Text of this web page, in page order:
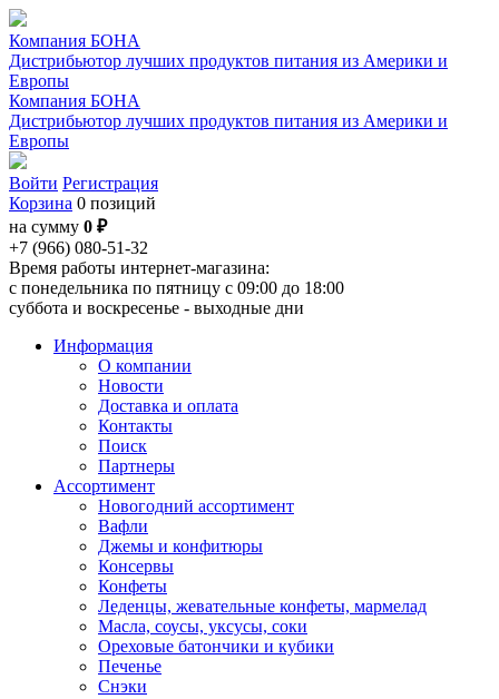
Компания БОНА
Дистрибьютор лучших продуктов питания из Америки и
Европы
Компания БОНА
Дистрибьютор лучших продуктов питания из Америки и
Европы
Войти Регистрация
Корзина 0 позиций
на сумму 0 ₽
+7 (966) 080-51-32
Время работы интернет-магазина:
с понедельника по пятницу с 09:00 до 18:00
суббота и воскресенье - выходные дни
Информация
О компании
Новости
Доставка и оплата
Контакты
Поиск
Партнеры
Ассортимент
Новогодний ассортимент
Вафли
Джемы и конфитюры
Консервы
Конфеты
Леденцы, жевательные конфеты, мармелад
Масла, соусы, уксусы, соки
Ореховые батончики и кубики
Печенье
Снэки